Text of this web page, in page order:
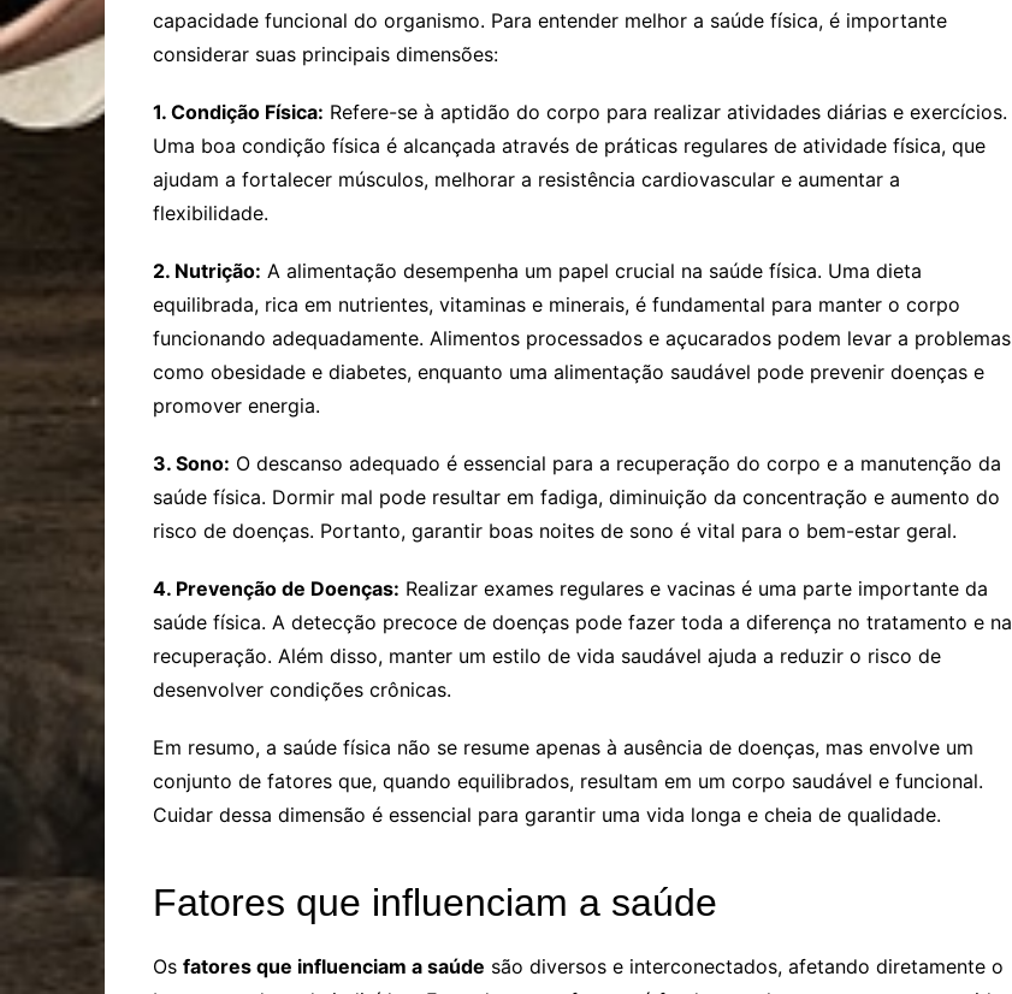
capacidade funcional do organismo. Para entender melhor a saúde física, é importante
considerar suas principais dimensões:
1. Condição Física: Refere-se à aptidão do corpo para realizar atividades diárias e exercícios.
Uma boa condição física é alcançada através de práticas regulares de atividade física, que
ajudam a fortalecer músculos, melhorar a resistência cardiovascular e aumentar a
flexibilidade.
2. Nutrição: A alimentação desempenha um papel crucial na saúde física. Uma dieta
equilibrada, rica em nutrientes, vitaminas e minerais, é fundamental para manter o corpo
funcionando adequadamente. Alimentos processados e açucarados podem levar a problemas
como obesidade e diabetes, enquanto uma alimentação saudável pode prevenir doenças e
promover energia.
3. Sono: O descanso adequado é essencial para a recuperação do corpo e a manutenção da
saúde física. Dormir mal pode resultar em fadiga, diminuição da concentração e aumento do
risco de doenças. Portanto, garantir boas noites de sono é vital para o bem-estar geral.
4. Prevenção de Doenças: Realizar exames regulares e vacinas é uma parte importante da
saúde física. A detecção precoce de doenças pode fazer toda a diferença no tratamento e na
recuperação. Além disso, manter um estilo de vida saudável ajuda a reduzir o risco de
desenvolver condições crônicas.
Em resumo, a saúde física não se resume apenas à ausência de doenças, mas envolve um
conjunto de fatores que, quando equilibrados, resultam em um corpo saudável e funcional.
Cuidar dessa dimensão é essencial para garantir uma vida longa e cheia de qualidade.
Fatores que influenciam a saúde
Os fatores que influenciam a saúde são diversos e interconectados, afetando diretamente o